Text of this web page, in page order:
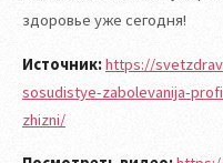
здоровье уже сегодня!
Источник:https://
sosudistye-zabolevanija-
zhizni/